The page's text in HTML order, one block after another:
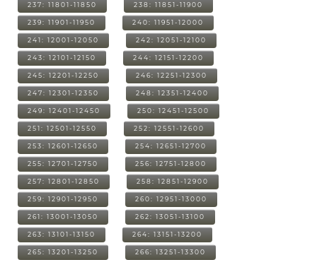
237: 11801-11850 238: 11851-11900
239: 11901-11950 240: 11951-12000
241: 12001-12050 242: 12051-12100
243: 12101-12150 244: 12151-12200
245: 12201-12250 246: 12251-12300
247: 12301-12350 248: 12351-12400
249: 12401-12450 250: 12451-12500
251: 12501-12550 252: 12551-12600
253: 12601-12650 254: 12651-12700
255: 12701-12750 256: 12751-12800
257: 12801-12850 258: 12851-12900
259: 12901-12950 260: 12951-13000
261: 13001-13050 262: 13051-13100
263: 13101-13150 264: 13151-13200
265: 13201-13250 266: 13251-13300